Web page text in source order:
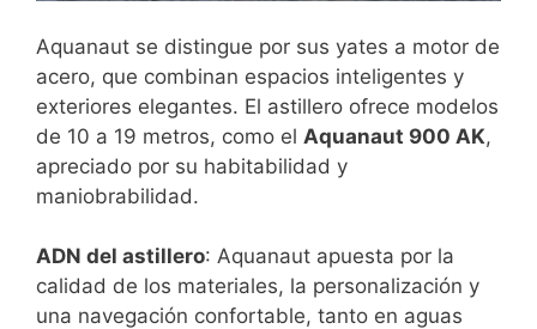
Aquanaut se distingue por sus yates a motor de
acero, que combinan espacios inteligentes y
exteriores elegantes. El astillero ofrece modelos
de 10 a 19 metros, como el Aquanaut 900 AK,
apreciado por su habitabilidad y
maniobrabilidad.
ADN del astillero: Aquanaut apuesta por la
calidad de los materiales, la personalización y
una navegación confortable, tanto en aguas